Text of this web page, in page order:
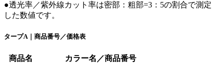
●透光率／紫外線カット率は密部：粗部=3：5の割合で測定
した数値です。
タープA｜商品番号／価格表
商品名
カラー名／商品番号